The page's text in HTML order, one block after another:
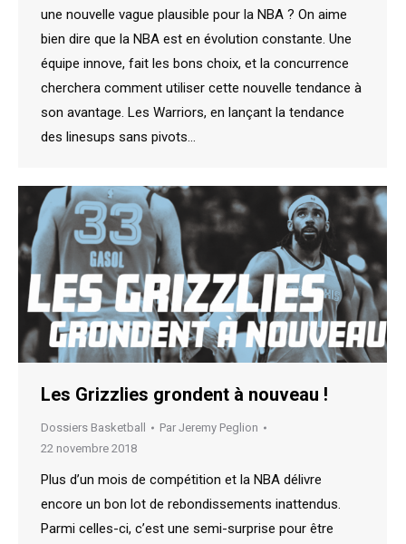
une nouvelle vague plausible pour la NBA ? On aime
bien dire que la NBA est en évolution constante. Une
équipe innove, fait les bons choix, et la concurrence
cherchera comment utiliser cette nouvelle tendance à
son avantage. Les Warriors, en lançant la tendance
des linesups sans pivots…
Les Grizzlies grondent à nouveau !
Dossiers Basketball Par Jeremy Peglion
22 novembre 2018
Plus d’un mois de compétition et la NBA délivre
encore un bon lot de rebondissements inattendus.
Parmi celles-ci, c’est une semi-surprise pour être